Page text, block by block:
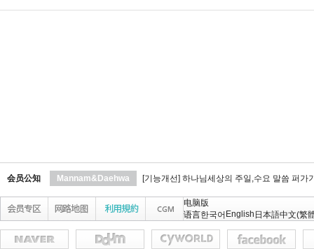
会员公知 Mannam&Daehwa [기능개선] 하나님세상의 주일,수요 말씀 퍼가
电脑版
语言한국어 English 日本語中文(繁